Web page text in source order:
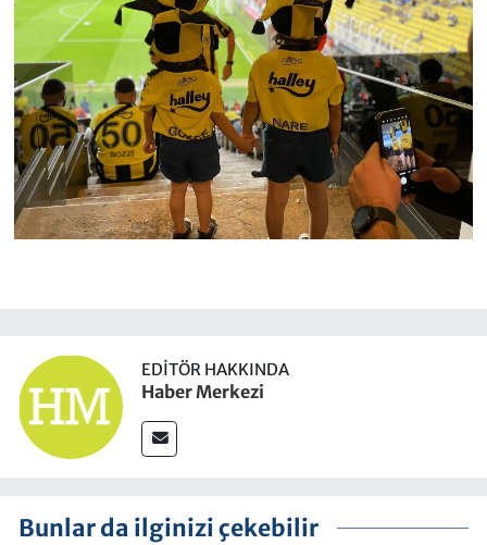
EDITÖR HAKKINDA
Haber Merkezi
Bunlar da ilginizi çekebilir